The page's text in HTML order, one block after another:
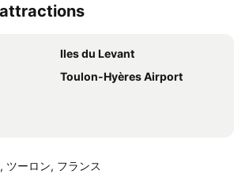
Iles du Levant
Toulon-Hyères Airport
ーロン, フランス